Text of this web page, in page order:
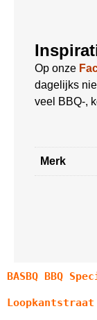
Op onze
dagelijks
veel BBQ-,
Merk
BASBQ BBQ
Loopkantstraat